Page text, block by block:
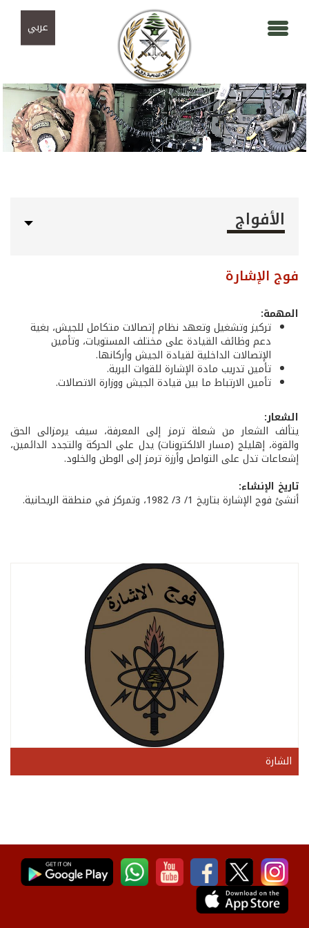
عربي
الأفواج
فوج الإشارة
المهمة:
تركيز وتشغيل وتعهد نظام إتصالات متكامل للجيش، بغية
دعم وظائف القيادة على مختلف المستويات، وتأمين
الإتصالات الداخلية لقيادة الجيش وأركانها.
تأمين تدريب مادة الإشارة للقوات البرية.
تأمين الارتباط ما بين قيادة الجيش ووزارة الاتصالات.
الشعار:
يتألف الشعار من شعلة ترمز إلى المعرفة، سيف يرمزالى الحق
والقوة، إهليلج (مسار الالكترونات) يدل على الحركة والتجدد الدائمين،
إشعاعات تدل على التواصل وأرزة ترمز إلى الوطن والخلود.
تاريخ الإنشاء:
أنشئ فوج الإشارة بتاريخ 1/ 3/ 1982، وتمركز في منطقة الريحانية.
الشارة